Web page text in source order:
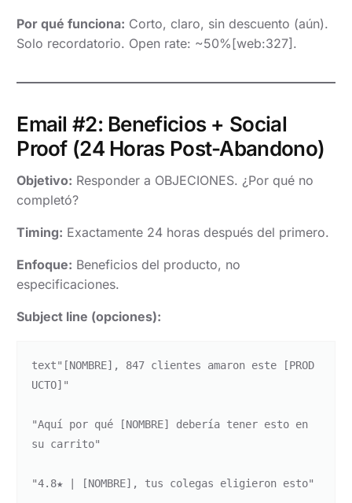
Por qué funciona: Corto, claro, sin descuento (aún).
Solo recordatorio. Open rate: ~50%[web:327].
Email #2: Beneficios + Social
Proof (24 Horas Post-Abandono)
Objetivo: Responder a OBJECIONES. ¿Por qué no
completó?
Timing: Exactamente 24 horas después del primero.
Enfoque: Beneficios del producto, no
especificaciones.
Subject line (opciones):
text"[NOMBRE], 847 clientes amaron este [PROD
UCTO]"
"Aquí por qué [NOMBRE] debería tener esto en
su carrito"
"4.8★ | [NOMBRE], tus colegas eligieron esto"